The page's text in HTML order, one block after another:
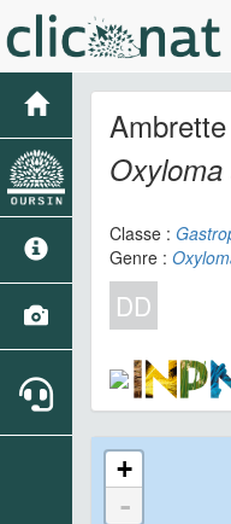
Classe :
Genre :
DD
+
-